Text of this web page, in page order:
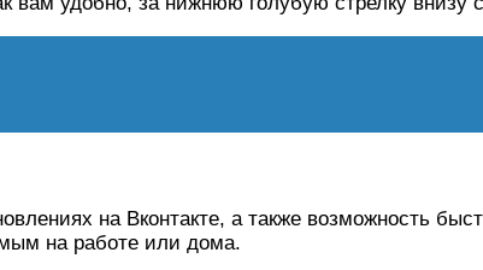
на Вконтакте, а также возможность
на работе или дома.